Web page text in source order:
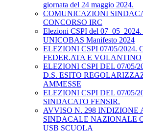
giornata del 24 maggio 2024.
COMUNICAZIONI
CONCORSO IRC
Elezioni CSPI del
UNICOBAS Manifesto 2024
ELEZIONI CSPI 07/05/2024.
FEDER.ATA E VOLANTINO
ELEZIONI CSPI DEL 07/05/
D.S. ESITO
AMMESSE
ELEZIONI CSPI DEL 07/05/
SINDACATO FENSIR.
AVVISO N. 298 INDIZIONE
SINDACALE NAZIONALE
USB SCUOLA